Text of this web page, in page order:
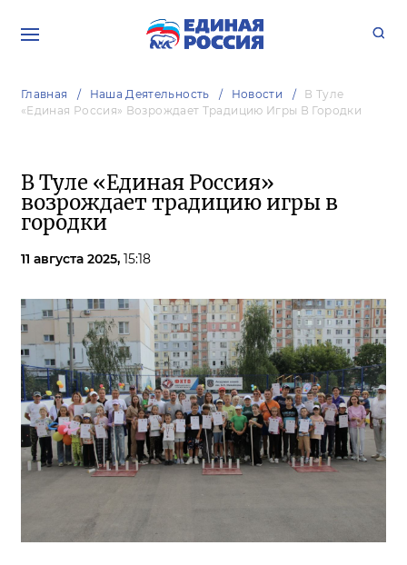
Главная Наша Деятельность Новости
В Туле
«Единая Россия» Возрождает Традицию Игры В Городки
В Туле «Единая Россия»
возрождает традицию игры в
городки
11 августа 2025, 15:18